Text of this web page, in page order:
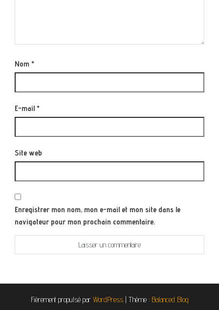
Nom *
E-mail *
Site web
Enregistrer mon nom, mon e-mail et mon site dans le
navigateur pour mon prochain commentaire.
Fièrement propulsé par WordPress Thème : Balanced Blog